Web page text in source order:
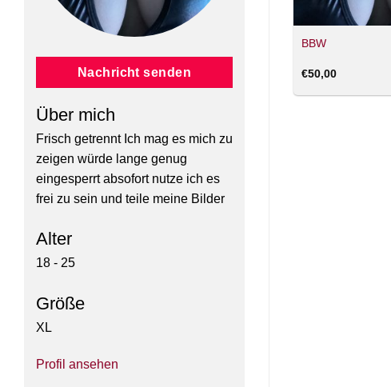
Nachricht senden
Über mich
Frisch getrennt Ich mag es mich zu
zeigen würde lange genug
eingesperrt absofort nutze ich es
frei zu sein und teile meine Bilder
Alter
18 - 25
Größe
XL
Profil ansehen
BBW
€50,00